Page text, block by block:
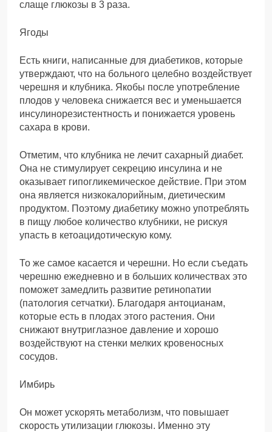
слаще глюкозы в 3 раза.
Ягоды
Есть книги, написанные для диабетиков, которые
утверждают, что на больного целебно воздействует
черешня и клубника. Якобы после употребление
плодов у человека снижается вес и уменьшается
инсулинорезистентность и понижается уровень
сахара в крови.
Отметим, что клубника не лечит сахарный диабет.
Она не стимулирует секрецию инсулина и не
оказывает гипогликемическое действие. При этом
она является низкокалорийным, диетическим
продуктом. Поэтому диабетику можно употреблять
в пищу любое количество клубники, не рискуя
упасть в кетоацидотическую кому.
То же самое касается и черешни. Но если съедать
черешню ежедневно и в больших количествах это
поможет замедлить развитие ретинопатии
(патология сетчатки). Благодаря антоцианам,
которые есть в плодах этого растения. Они
снижают внутриглазное давление и хорошо
воздействуют на стенки мелких кровеносных
сосудов.
Имбирь
Он может ускорять метаболизм, что повышает
скорость утилизации глюкозы. Именно эту